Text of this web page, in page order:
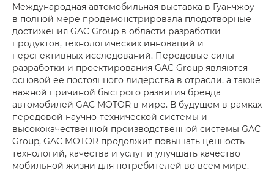
Международная автомобильная выставка в Гуанчжоу
в полной мере продемонстрировала плодотворные
достижения GAC Group в области разработки
продуктов, технологических инноваций и
перспективных исследований. Передовые силы
разработки и проектирования GAC Group являются
основой ее постоянного лидерства в отрасли, а также
важной причиной быстрого развития бренда
автомобилей GAC MOTOR в мире. В будущем в рамках
передовой научно-технической системы и
высококачественной производственной системы GAC
Group, GAC MOTOR продолжит повышать ценность
технологий, качества и услуг и улучшать качество
мобильной жизни для потребителей во всем мире.